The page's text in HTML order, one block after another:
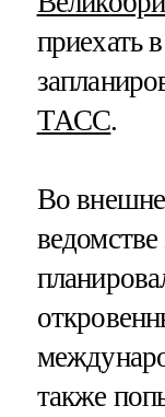
приехать
ТАСС.
Во
также